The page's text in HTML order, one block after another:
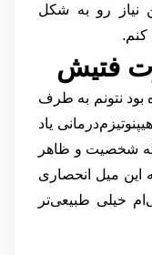
نیاز رو به شکل
بود نتونم به طرف
یاد
شخصیت و ظاهر
بعد از ۴ ماه، دیگه این میل انحصاری
خیلی طبیعی‌تر